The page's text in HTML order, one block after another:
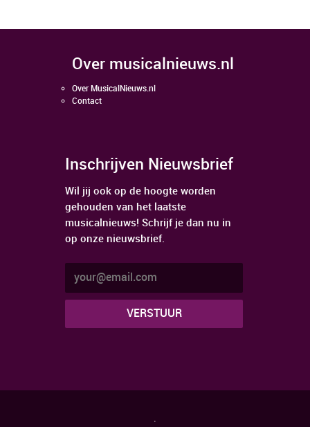
over musicalnieuws.nl
Over MusicalNieuws.nl
Contact
Inschrijven Nieuwsbrief
Wil jij ook op de hoogte worden
gehouden van het laatste
musicalnieuws! Schrijf je dan nu in
op onze nieuwsbrief.
.